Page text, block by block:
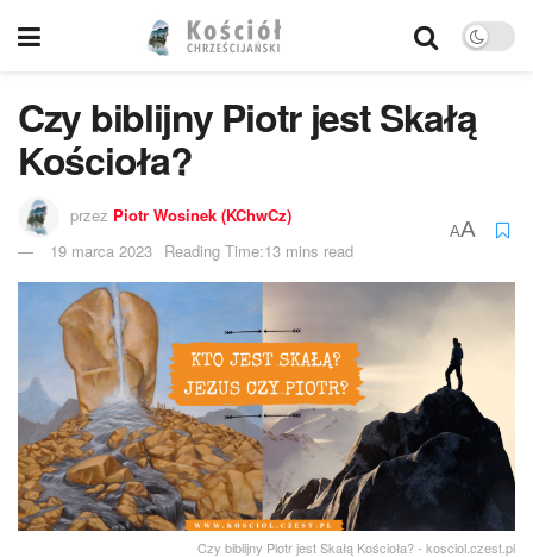
Czy biblijny Piotr jest Skałą
Kościoła?
przez Piotr Wosinek (KChwCz)
19 marca 2023 Reading Time:13 mins read
AA
Czy biblijny Piotr jest Skałą Kościoła? - kosciol.czest.pl